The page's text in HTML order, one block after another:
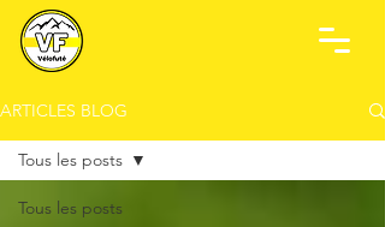
ARTICLES BLOG
Tous les posts
Tous les posts